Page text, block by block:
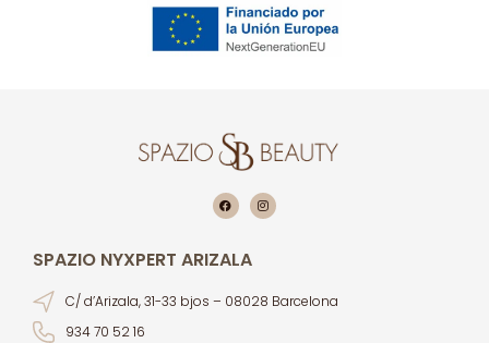
SPAZIO NYXPERT ARIZALA
C/ d’Arizala, 31-33 bjos – 08028 Barcelona
934 70 52 16